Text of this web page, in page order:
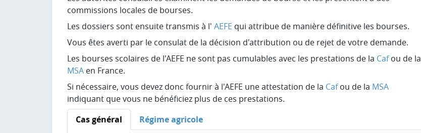
commissions locales de bourses.
Les dossiers sont ensuite transmis à l' AEFE qui attribue de manière définitive les bourses.
Vous êtes averti par le consulat de la décision d'attribution ou de rejet de votre demande.
Les bourses scolaires de l'AEFE ne sont pas cumulables avec les prestations de la Caf ou de la
MSA en France.
Si nécessaire, vous devez donc fournir à l'AEFE une attestation de la Caf ou de la MSA
indiquant que vous ne bénéficiez plus de ces prestations.
Cas général
Régime agricole